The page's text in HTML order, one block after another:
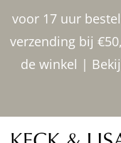
voor 17 uur
verzending bij
de winkel |
inhoud